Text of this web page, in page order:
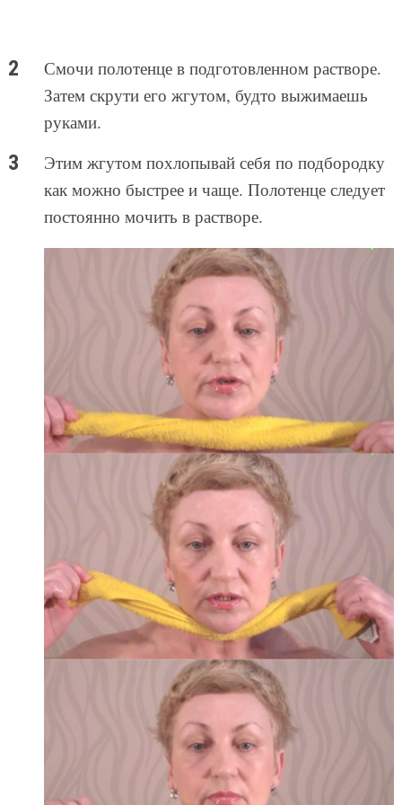
Смочи полотенце в подготовленном растворе.
Затем скрути его жгутом, будто выжимаешь
руками.
Этим жгутом похлопывай себя по подбородку
как можно быстрее и чаще. Полотенце следует
постоянно мочить в растворе.